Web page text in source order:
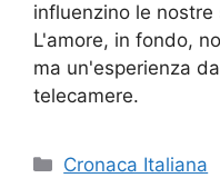
influenzino le
L'amore, in fondo,
ma un'esperienza
telecamere.
Categorie
Cronaca Italiana